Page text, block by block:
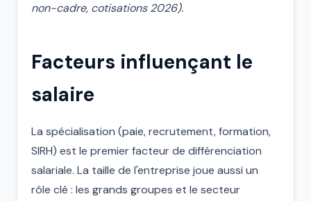
non-cadre, cotisations 2026).
Facteurs influençant le
salaire
La spécialisation (paie, recrutement, formation,
SIRH) est le premier facteur de différenciation
salariale. La taille de l'entreprise joue aussi un
rôle clé : les grands groupes et le secteur